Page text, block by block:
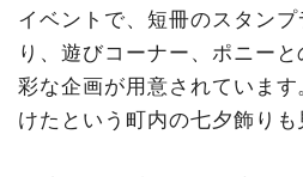
イベントで、短冊のスタン
り、遊びコーナー、ポニー
彩な企画が用意されていま
けたという町内の七夕飾りも